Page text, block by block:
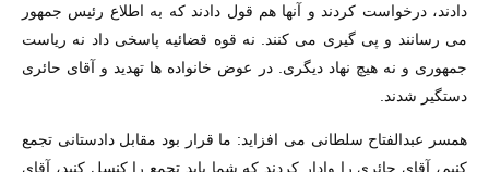
دادند، درخواست کردند و آنها هم قول دادند که به اطلاع رئیس جمهور
می رسانند و پی گیری می کنند. نه قوه قضائیه پاسخی داد نه ریاست
جمهوری و نه هیچ نهاد دیگری. در عوض خانواده ها تهدید و آقای حائری
دستگیر شدند.
همسر عبدالفتاح سلطانی می افزاید: ما قرار بود مقابل دادستانی تجمع
کنیم، آقای حائری را وادار کردند که شما باید تجمع را کنسل کنید، آقای